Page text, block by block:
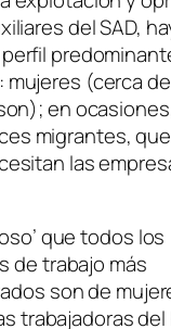
del SAD,
mujeres (cerca
en
migrantes,
las
que todos los
de trabajo más
son de
trabajadoras